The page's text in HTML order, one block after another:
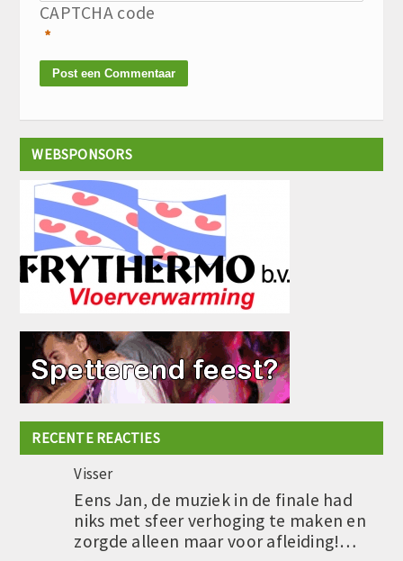
CAPTCHA code
*
WEBSPONSORS
RECENTE REACTIES
Visser
Eens Jan, de muziek in de finale had
niks met sfeer verhoging te maken en
zorgde alleen maar voor afleiding!…